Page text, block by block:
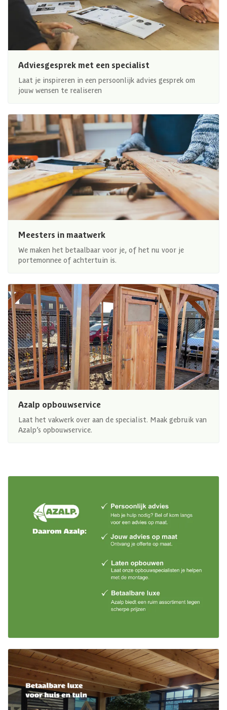
Adviesgesprek met een specialist
Laat je inspireren in een persoonlijk advies gesprek om
jouw wensen te realiseren
Meesters in maatwerk
We maken het betaalbaar voor je, of het nu voor je
portemonnee of achtertuin is.
Azalp opbouwservice
Laat het vakwerk over aan de specialist. Maak gebruik van
Azalp’s opbouwservice.